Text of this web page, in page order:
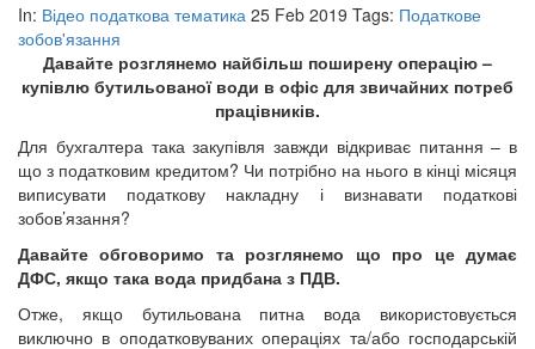
In: Відео податкова тематика 25 Feb 2019 Tags: Податкове
зобов'язання
Давайте розглянемо найбільш поширену операцію –
купівлю бутильованої води в офіс для звичайних потреб
працівників.
Для бухгалтера така закупівля завжди відкриває питання – в
що з податковим кредитом? Чи потрібно на нього в кінці місяця
виписувати податкову накладну і визнавати податкові
зобов’язання?
Давайте обговоримо та розглянемо що про це думає
ДФС, якщо така вода придбана з ПДВ.
Отже, якщо бутильована питна вода використовується
виключно в оподатковуваних операціях та/або господарській